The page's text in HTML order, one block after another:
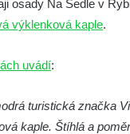
Panny Marie u kláštera
Budějovicích
Újezdě
Filipa a Jakuba na
osady Na Sedle v
výklenková kaple.
uvádí:
turistická značka
kaple. Štíhlá a